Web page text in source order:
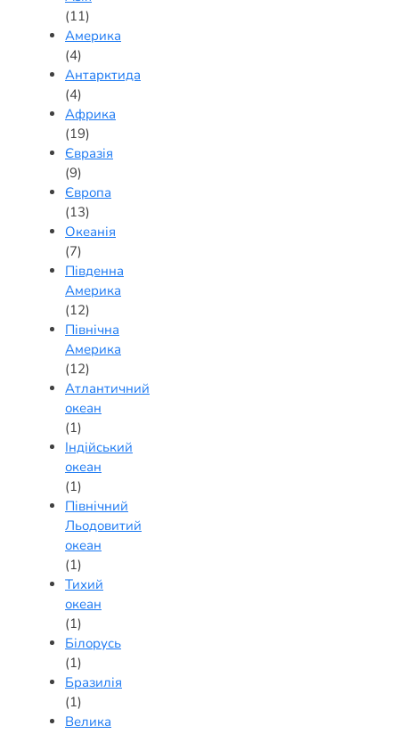
(11)
Америка
(4)
Антарктида
(4)
Африка
(19)
Євразія
(9)
Європа
(13)
Океанія
(7)
Південна
Америка
(12)
Північна
Америка
(12)
Атлантичний
океан
(1)
Індійський
океан
(1)
Північний
Льодовитий
океан
(1)
Тихий
океан
(1)
Білорусь
(1)
Бразилія
(1)
Велика